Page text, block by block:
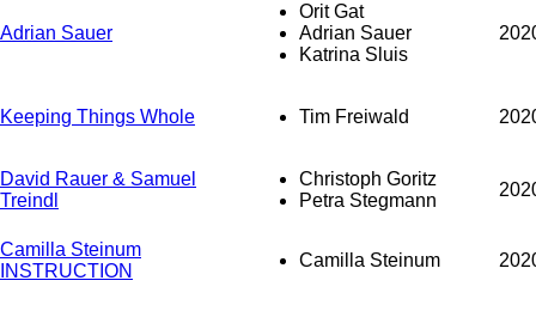
Adrian Sauer
Orit Gat
Adrian Sauer
Katrina Sluis
Keeping Things Whole Tim Freiwald
David Rauer & Samuel
Treindl
Christoph Goritz
Petra Stegmann
Camilla Steinum
INSTRUCTION
Camilla Steinum